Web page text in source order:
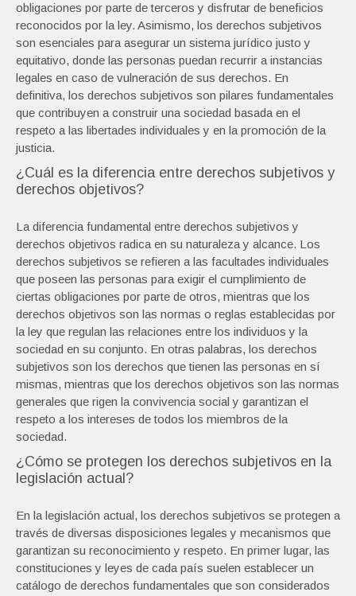
obligaciones por parte de terceros y disfrutar de beneficios
reconocidos por la ley. Asimismo, los derechos subjetivos
son esenciales para asegurar un sistema jurídico justo y
equitativo, donde las personas puedan recurrir a instancias
legales en caso de vulneración de sus derechos. En
definitiva, los derechos subjetivos son pilares fundamentales
que contribuyen a construir una sociedad basada en el
respeto a las libertades individuales y en la promoción de la
justicia.
¿Cuál es la diferencia entre derechos subjetivos y
derechos objetivos?
La diferencia fundamental entre derechos subjetivos y
derechos objetivos radica en su naturaleza y alcance. Los
derechos subjetivos se refieren a las facultades individuales
que poseen las personas para exigir el cumplimiento de
ciertas obligaciones por parte de otros, mientras que los
derechos objetivos son las normas o reglas establecidas por
la ley que regulan las relaciones entre los individuos y la
sociedad en su conjunto. En otras palabras, los derechos
subjetivos son los derechos que tienen las personas en sí
mismas, mientras que los derechos objetivos son las normas
generales que rigen la convivencia social y garantizan el
respeto a los intereses de todos los miembros de la
sociedad.
¿Cómo se protegen los derechos subjetivos en la
legislación actual?
En la legislación actual, los derechos subjetivos se protegen a
través de diversas disposiciones legales y mecanismos que
garantizan su reconocimiento y respeto. En primer lugar, las
constituciones y leyes de cada país suelen establecer un
catálogo de derechos fundamentales que son considerados